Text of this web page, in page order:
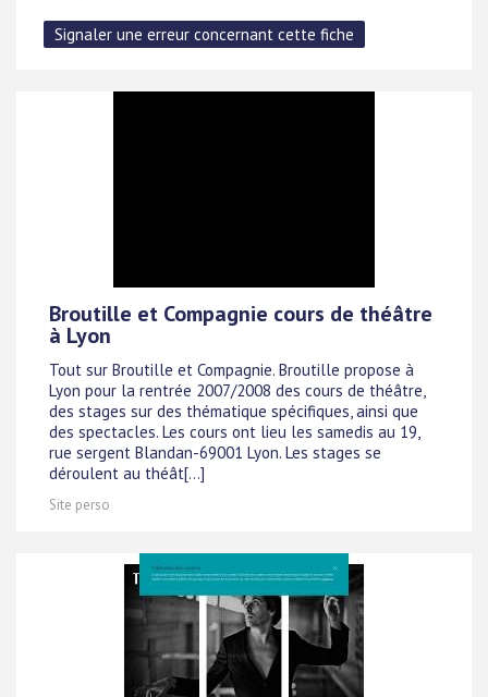
Broutille et Compagnie cours de théâtre
à Lyon
Tout sur Broutille et Compagnie. Broutille propose à
Lyon pour la rentrée 2007/2008 des cours de théâtre,
des stages sur des thématique spécifiques, ainsi que
des spectacles. Les cours ont lieu les samedis au 19,
rue sergent Blandan-69001 Lyon. Les stages se
déroulent au théât[...]
Site perso